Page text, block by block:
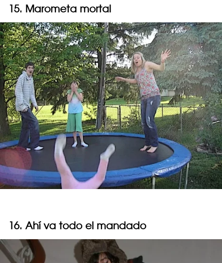
15. Marometa mortal
16. Ahí va todo el mandado